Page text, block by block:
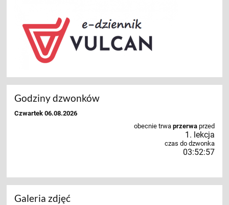
Godziny dzwonków
Czwartek 06.08.2026
obecnie trwa przerwaprzed
1. lekcja
czas do dzwonka
03:52:57
Galeria zdjęć